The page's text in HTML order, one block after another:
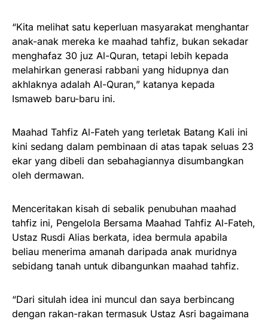
“Kita melihat satu keperluan masyarakat menghantar
anak-anak mereka ke maahad tahfiz, bukan sekadar
menghafaz 30 juz Al-Quran, tetapi lebih kepada
melahirkan generasi rabbani yang hidupnya dan
akhlaknya adalah Al-Quran,” katanya kepada
Ismaweb baru-baru ini.
Maahad Tahfiz Al-Fateh yang terletak Batang Kali ini
kini sedang dalam pembinaan di atas tapak seluas 23
ekar yang dibeli dan sebahagiannya disumbangkan
oleh dermawan.
Menceritakan kisah di sebalik penubuhan maahad
tahfiz ini, Pengelola Bersama Maahad Tahfiz Al-Fateh,
Ustaz Rusdi Alias berkata, idea bermula apabila
beliau menerima amanah daripada anak muridnya
sebidang tanah untuk dibangunkan maahad tahfiz.
“Dari situlah idea ini muncul dan saya berbincang
dengan rakan-rakan termasuk Ustaz Asri bagaimana